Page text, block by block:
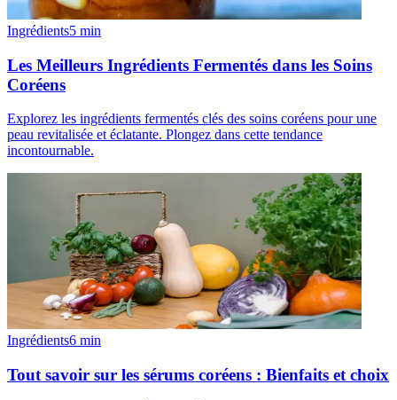
Ingrédients5 min
Les Meilleurs Ingrédients Fermentés dans les Soins
Coréens
Explorez les ingrédients fermentés clés des soins coréens pour une
peau revitalisée et éclatante. Plongez dans cette tendance
incontournable.
Ingrédients6 min
Tout savoir sur les sérums coréens : Bienfaits et choix